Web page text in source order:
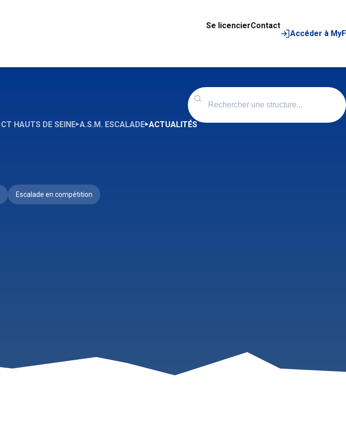
Se licencierContact
Accéder à
CT HAUTS DE SEINE A.S.M. ESCALADE ACTUALITÉS
Escalade en compétition